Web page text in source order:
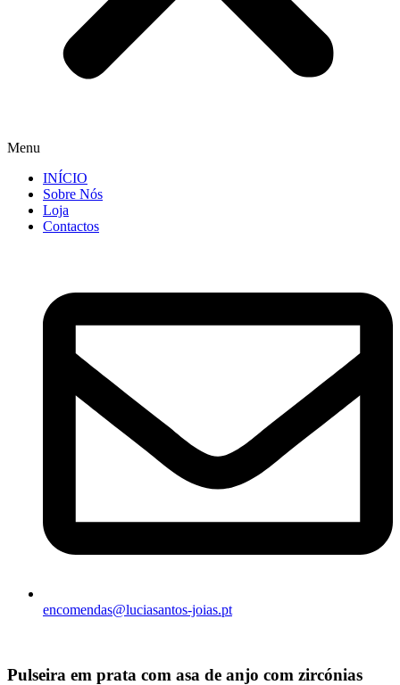
Menu
INÍCIO
Sobre Nós
Loja
Contactos
encomendas@luciasantos-joias.pt
Pulseira em prata com asa de anjo com zircónias